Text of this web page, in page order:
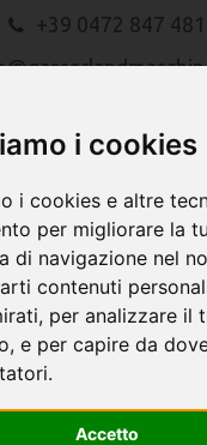
i cookies
i cookies e altre
per migliorare la
di navigazione nel
contenuti
per analizzare il
e per capire da
Accetto
+39 0472 847 481
MENU